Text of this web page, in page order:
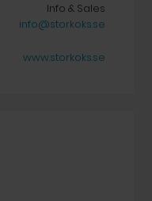
Info & Sales
info@storkoks.se
www.storkoks.se